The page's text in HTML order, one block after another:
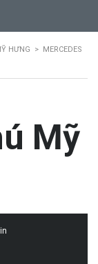
HƯNG >
MERCEDES
Mỹ